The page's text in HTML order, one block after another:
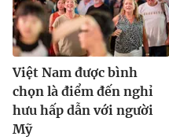
Việt Nam được bình
chọn là điểm đến nghỉ
hưu hấp dẫn với người
Mỹ